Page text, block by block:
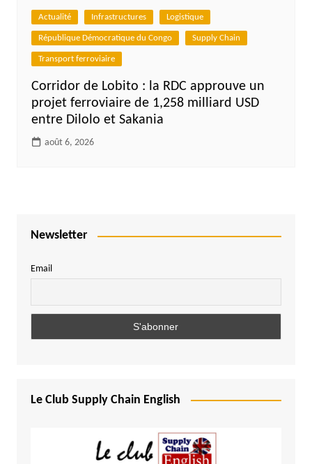
Actualité Infrastructures Logistique
République Démocratique du Congo Supply Chain
Transport ferroviaire
Corridor de Lobito : la RDC approuve un
projet ferroviaire de 1,258 milliard USD
entre Dilolo et Sakania
août 6, 2026
Newsletter
Email
Le Club Supply Chain English